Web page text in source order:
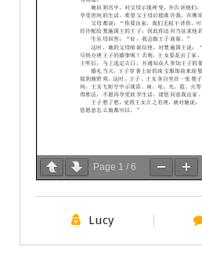
Page 1 / 6
Lucy